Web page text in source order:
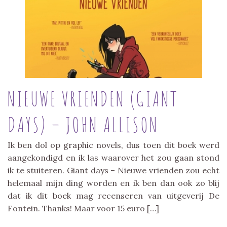
NIEUWE VRIENDEN (GIANT
DAYS) – JOHN ALLISON
Ik ben dol op graphic novels, dus toen dit boek werd
aangekondigd en ik las waarover het zou gaan stond
ik te stuiteren. Giant days – Nieuwe vrienden zou echt
helemaal mijn ding worden en ik ben dan ook zo blij
dat ik dit boek mag recenseren van uitgeverij De
Fontein. Thanks! Maar voor 15 euro […]